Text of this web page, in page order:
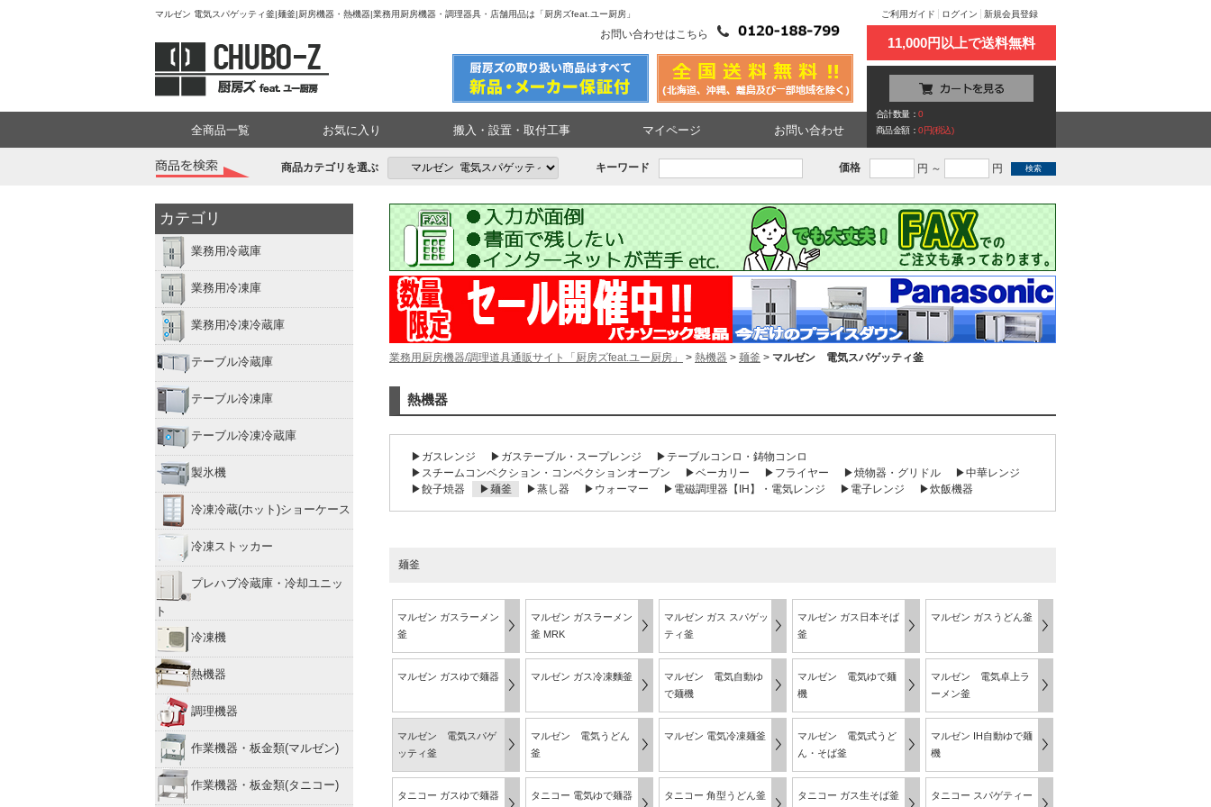
マルゼン 電気スパゲッティ釜|麺釜|厨房機器・熱機器|業務用厨房機器・調理器具・店舗用品は「厨房ズfeat.ユー厨房」
お問い合わせはこちら
ご利用ガイド ログイン 新規会員登録
11,000円以上で送料無料
合計数量：0
商品金額：0円(税込)
全商品一覧 お気に入り 搬入・設置・取付工事 マイページ お問い合わせ
商品カテゴリを選ぶ キーワード 価格 円 ～ 円
カテゴリ
業務用冷蔵庫
業務用冷凍庫
業務用冷凍冷蔵庫
テーブル冷蔵庫
テーブル冷凍庫
テーブル冷凍冷蔵庫
製氷機
冷凍冷蔵(ホット)ショーケース
冷凍ストッカー
プレハブ冷蔵庫・冷却ユニッ
ト
冷凍機
熱機器
調理機器
作業機器・板金類(マルゼン)
作業機器・板金類(タニコー)
業務用厨房機器/調理道具通販サイト「厨房ズfeat.ユー厨房」 > 熱機器 > 麺釜 > マルゼン 電気スパゲッティ釜
熱機器
▶ガスレンジ ▶ガステーブル・スープレンジ
▶テーブルコンロ・鋳物コンロ
▶スチームコンベクション・コンベクションオーブン
▶ベーカリー ▶フライヤー ▶焼物器・グリドル
▶中華レンジ
▶餃子焼器
▶麺釜 ▶蒸し器 ▶ウォーマー ▶電磁調理器【IH】・電気レンジ ▶電子レンジ ▶炊飯機器
麺釜
マルゼン ガスラーメン
釜
マルゼン ガスラーメン
釜 MRK
マルゼン ガス スパゲッ
ティ釜
マルゼン ガス日本そば
釜
マルゼン ガスうどん釜
マルゼン ガスゆで麺器 マルゼン ガス冷凍麵釜
マルゼン 電気自動ゆ
で麺機
マルゼン 電気ゆで麺
機
マルゼン 電気卓上ラ
ーメン釜
マルゼン 電気スパゲ
ッティ釜
マルゼン 電気うどん
釜
マルゼン 電気冷凍麺釜
マルゼン 電気式うど
ん・そば釜
マルゼン IH自動ゆで麺
機
タニコー ガスゆで麺器 タニコー 電気ゆで麺器 タニコー 角型うどん釜 タニコー ガス生そば釜 タニコー スパゲティー